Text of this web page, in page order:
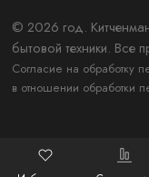
© 2026 год.
бытовой техники. Все
Согласие на обработку
в отношении обработки